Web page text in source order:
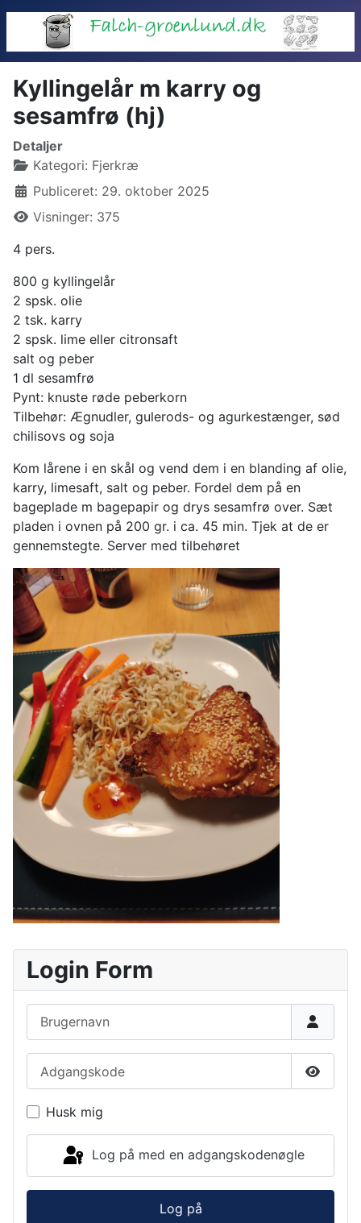
Kyllingelår m karry og
sesamfrø (hj)
Detaljer
Kategori: Fjerkræ
Publiceret: 29. oktober 2025
Visninger: 375
4 pers.
800 g kyllingelår
2 spsk. olie
2 tsk. karry
2 spsk. lime eller citronsaft
salt og peber
1 dl sesamfrø
Pynt: knuste røde peberkorn
Tilbehør: Ægnudler, gulerods- og agurkestænger, sød
chilisovs og soja
Kom lårene i en skål og vend dem i en blanding af olie,
karry, limesaft, salt og peber. Fordel dem på en
bageplade m bagepapir og drys sesamfrø over. Sæt
pladen i ovnen på 200 gr. i ca. 45 min. Tjek at de er
gennemstegte. Server med tilbehøret
Login Form
Vis
Husk mig
Log på med en adgangskodenøgle
Log på